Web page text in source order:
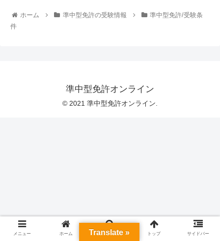
ホーム 準中型免許の受験情報
準中型免許/受験条
件
準中型免許オンライン
© 2021 準中型免許オンライン.
メニュー ホーム 検索 トップ サイドバー
Translate »